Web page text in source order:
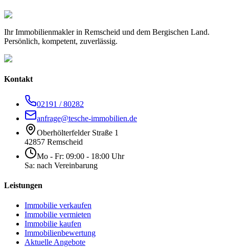
Ihr Immobilienmakler in Remscheid und dem Bergischen Land.
Persönlich, kompetent, zuverlässig.
Kontakt
02191 / 80282
anfrage@tesche-immobilien.de
Oberhölterfelder Straße 1
42857 Remscheid
Mo - Fr: 09:00 - 18:00 Uhr
Sa: nach Vereinbarung
Leistungen
Immobilie verkaufen
Immobilie vermieten
Immobilie kaufen
Immobilienbewertung
Aktuelle Angebote